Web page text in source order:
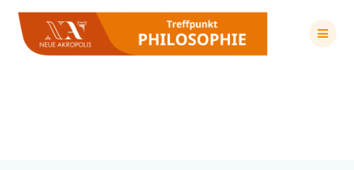
Inhalt
springen